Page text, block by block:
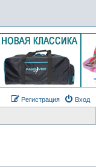
Вход
Регистрация